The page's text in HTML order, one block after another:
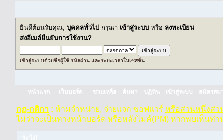
ยินดีต้อนรับคุณ, บุคคลทั่วไป กรุณา เข้าสู่ระบบ หรือ ลงทะเบียน
ส่งอีเมล์ยืนยันการใช้งาน?
เข้าสู่ระบบด้วยชื่อผู้ใช้ รหัสผ่าน และระยะเวลาในเซสชั่น
หน้าแรก เว็บบอร์ด ช่วยเหลือ ค้นหา ปฏิทิน เข้าสู่ระบบ สมัครสม
กฏ-กติกา : ห้ามจำหน่าย, จ่ายแจก ซอฟแวร์ หรือส่วนหนึ่งส่ว
ไม่ว่าจะเป็นทางหน้าบอร์ด หรือหลังไมค์(PM) หากพบเห็นท่า